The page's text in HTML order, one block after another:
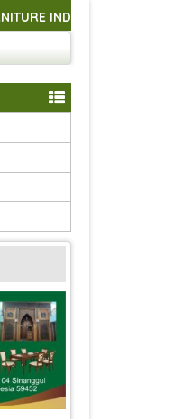
DAN OUTDOOR ASLI
DAN OUTDOOR ASLI
DAN OUTDOOR ASLI